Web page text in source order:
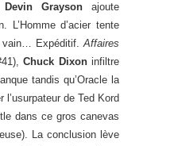
Devin Grayson ajoute
L’Homme d’acier tente
vain… Expéditif.Affaires
Chuck Dixoninfiltre
tandis qu’Oracle la
de Ted Kord
dans ce gros canevas
La conclusion lève